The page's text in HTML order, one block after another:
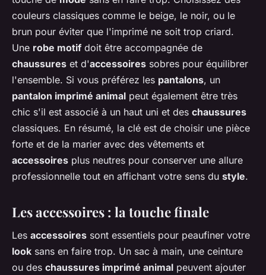
couleurs classiques comme le beige, le noir, ou le
brun pour éviter que l'imprimé ne soit trop criard.
Une robe motif doit être accompagnée de
chaussures et d'accessoires sobres pour équilibrer
l'ensemble. Si vous préférez les pantalons, un
pantalon imprimé animal peut également être très
chic s'il est associé à un haut uni et des chaussures
classiques. En résumé, la clé est de choisir une pièce
forte et de la marier avec des vêtements et
accessoires plus neutres pour conserver une allure
professionnelle tout en affichant votre sens du style.
Les accessoires : la touche finale
Les accessoires sont essentiels pour peaufiner votre
look sans en faire trop. Un sac à main, une ceinture
ou des chaussures imprimé animal peuvent ajouter